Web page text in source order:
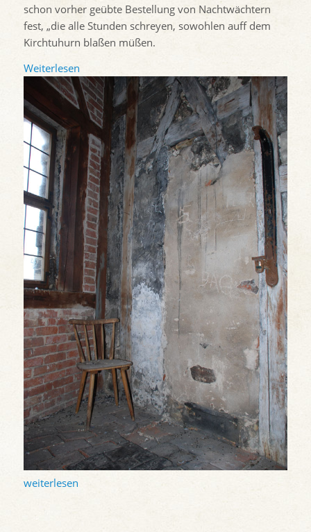
schon vorher geübte Bestellung von Nachtwächtern
fest, „die alle Stunden schreyen, sowohlen auff dem
Kirchtuhurn blaßen müßen.
Weiterlesen
weiterlesen